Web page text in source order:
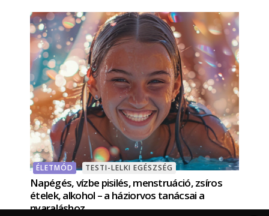
ÉLETMÓD TESTI-LELKI EGÉSZSÉG
Napégés, vízbe pisilés, menstruáció, zsíros
ételek, alkohol – a háziorvos tanácsai a
nyaraláshoz